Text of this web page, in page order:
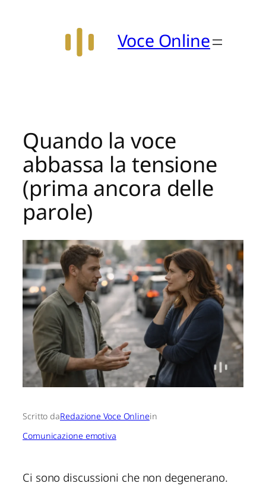
Voce Online
Quando la voce
abbassa la tensione
(prima ancora delle
parole)
Scritto daRedazione Voce Onlinein
Comunicazione emotiva
Ci sono discussioni che non degenerano.